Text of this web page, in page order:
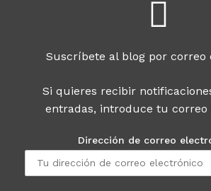
Suscríbete al blog por correo
Si quieres recibir
entradas, introduce tu correo
Dirección de correo